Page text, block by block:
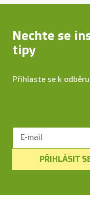
Nechte se
tipy
Přihlaste se k
PŘIHLÁSIT